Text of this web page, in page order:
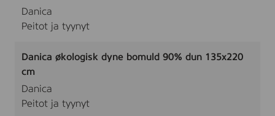
Danica
Peitot ja tyynyt
Danica økologisk dyne bomuld 90% dun 135x220
cm
Danica
Peitot ja tyynyt